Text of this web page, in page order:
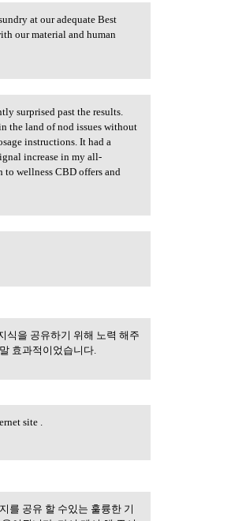
at our adequate Best
our material and human
surprised past the results.
the land of nod issues without
instructions. It had a
increase in my all-
to wellness CBD offers and
식을 공유하기 위해 노력 해주
효과적이었습니다.
site .
를 공유 할 수있는 훌륭한 기